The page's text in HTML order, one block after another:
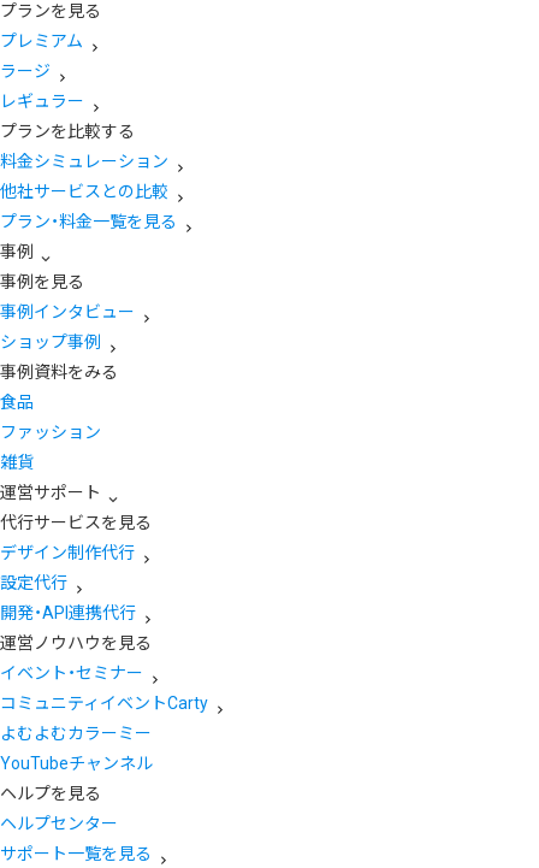
プランを見る
プレミアム
ラージ
レギュラー
プランを比較する
料金シミュレーション
他社サービスとの比較
プラン・料金一覧を見る
事例
事例を見る
事例インタビュー
ショップ事例
事例資料をみる
食品
ファッション
雑貨
運営サポート
代行サービスを見る
デザイン制作代行
設定代行
開発・API連携代行
運営ノウハウを見る
イベント・セミナー
コミュニティイベントCarty
よむよむカラーミー
YouTubeチャンネル
ヘルプを見る
ヘルプセンター
サポート一覧を見る